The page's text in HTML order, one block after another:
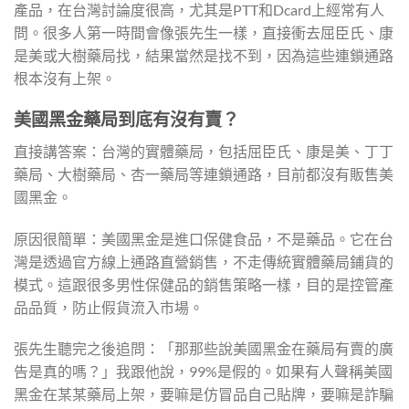
產品，在台灣討論度很高，尤其是PTT和Dcard上經常有人
問。很多人第一時間會像張先生一樣，直接衝去屈臣氏、康
是美或大樹藥局找，結果當然是找不到，因為這些連鎖通路
根本沒有上架。
美國黑金藥局到底有沒有賣？
直接講答案：台灣的實體藥局，包括屈臣氏、康是美、丁丁
藥局、大樹藥局、杏一藥局等連鎖通路，目前都沒有販售美
國黑金。
原因很簡單：美國黑金是進口保健食品，不是藥品。它在台
灣是透過官方線上通路直營銷售，不走傳統實體藥局鋪貨的
模式。這跟很多男性保健品的銷售策略一樣，目的是控管產
品品質，防止假貨流入市場。
張先生聽完之後追問：「那那些說美國黑金在藥局有賣的廣
告是真的嗎？」我跟他說，99%是假的。如果有人聲稱美國
黑金在某某藥局上架，要嘛是仿冒品自己貼牌，要嘛是詐騙